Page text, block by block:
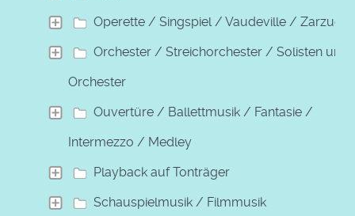
Operette / Singspiel / Vaudeville / Zarzuela
Orchester / Streichorchester / Solisten und
Orchester
Ouvertüre / Ballettmusik / Fantasie /
Intermezzo / Medley
Playback auf Tonträger
Schauspielmusik / Filmmusik